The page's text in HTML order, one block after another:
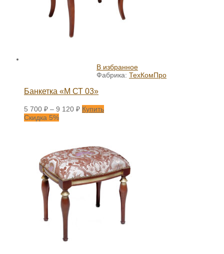
В избранное
Фабрика: ТехКомПро
Банкетка «М СТ 03»
5 700 ₽ – 9 120 ₽ Купить
Скидка 5%